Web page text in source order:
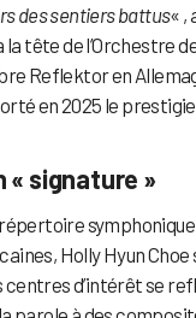
des sentiers battus« ,
tête de l’Orchestre
Reflektor en
en 2025 le
« signature »
Holly Hyun
d’intérêt se